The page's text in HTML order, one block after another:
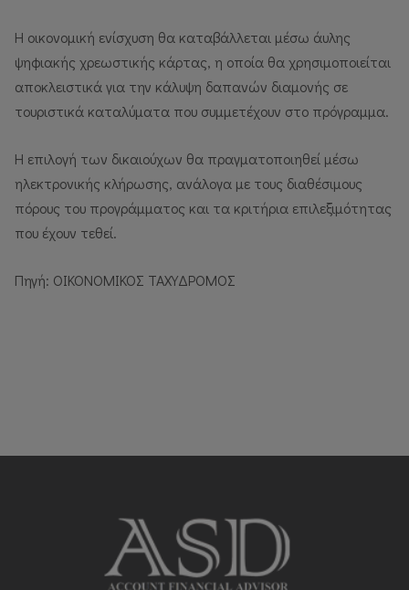
Η οικονομική ενίσχυση θα καταβάλλεται μέσω άυλης
ψηφιακής χρεωστικής κάρτας, η οποία θα χρησιμοποιείται
αποκλειστικά για την κάλυψη δαπανών διαμονής σε
τουριστικά καταλύματα που συμμετέχουν στο πρόγραμμα.
Η επιλογή των δικαιούχων θα πραγματοποιηθεί μέσω
ηλεκτρονικής κλήρωσης, ανάλογα με τους διαθέσιμους
πόρους του προγράμματος και τα κριτήρια επιλεξιμότητας
που έχουν τεθεί.
Πηγή: ΟΙΚΟΝΟΜΙΚΟΣ ΤΑΧΥΔΡΟΜΟΣ